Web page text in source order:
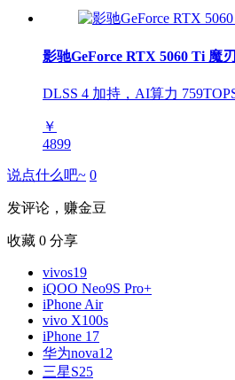
影驰GeForce RTX 5060 Ti 魔
DLSS 4 加持，AI算力
￥
4899
说点什么吧~ 0
发评论，赚金豆
收藏 0 分享
vivos19
iQOO Neo9S Pro+
iPhone Air
vivo X100s
iPhone 17
华为nova12
三星S25